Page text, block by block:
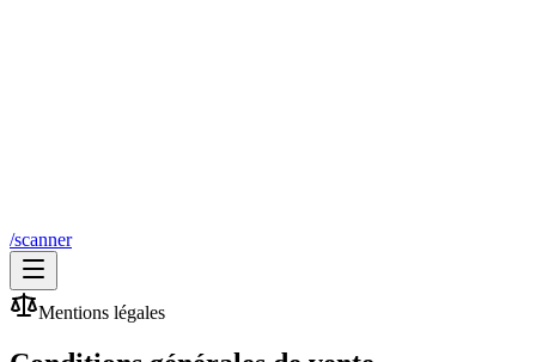
/scanner
Mentions légales